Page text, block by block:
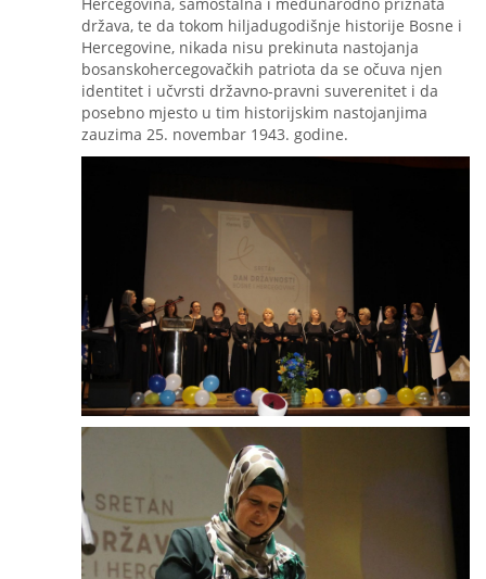
država, te da tokom hiljadugodišnje historije Bosne i
Hercegovine, nikada nisu prekinuta nastojanja
bosanskohercegovačkih patriota da se očuva njen
identitet i učvrsti državno-pravni suverenitet i da
posebno mjesto u tim historijskim nastojanjima
zauzima 25. novembar 1943. godine.